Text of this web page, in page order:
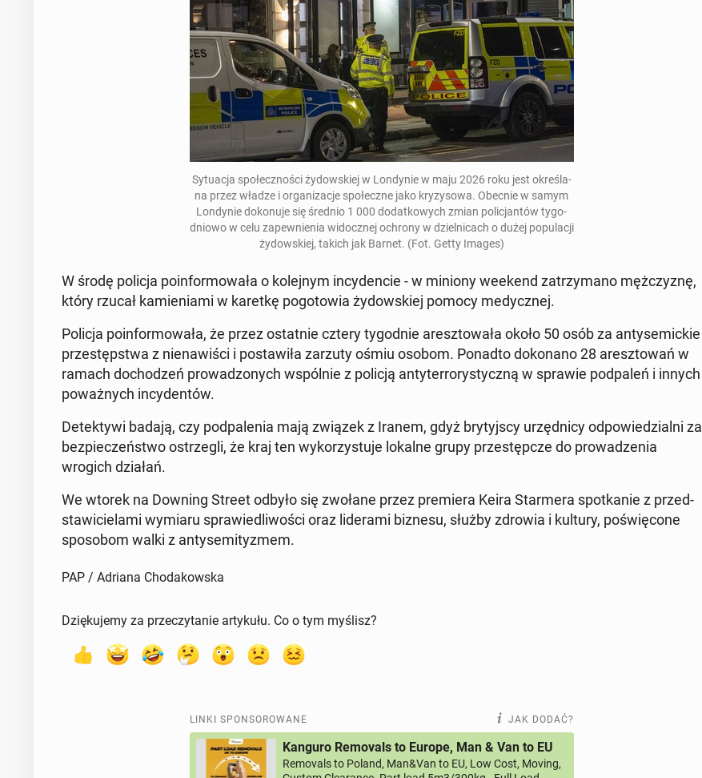
Sy­tu­acja spo­łecz­no­ści ży­dow­skiej w Lon­dy­nie w maju 2026 roku jest okre­śla­
na przez władze i or­ga­ni­za­cje spo­łecz­ne jako kry­zy­so­wa. Obecnie w samym
Lon­dy­nie do­ko­nu­je się średnio 1 000 do­dat­ko­wych zmian po­li­cjan­tów ty­go­
dnio­wow celu za­pew­nie­nia wi­docz­nej ochrony w dziel­ni­cach o dużej po­pu­la­cji
ży­dow­skiej, takich jak Barnet. (Fot. Getty Images)
W środę policja po­in­for­mo­wa­ła o ko­lej­nym in­cy­den­cie - w miniony weekend za­trzy­ma­no męż­czy­znę,
który rzucał ka­mie­nia­mi w karetkę po­go­to­wia ży­dow­skiej pomocy me­dycz­nej.
Policja po­in­for­mo­wa­ła, że przez ostat­nie cztery ty­go­dnie aresz­to­wa­ła około 50 osób za an­ty­se­mic­kie
prze­stęp­stwa z nie­na­wi­ści i po­sta­wi­ła zarzuty ośmiu osobom. Ponadto do­ko­na­no 28 aresz­to­wań w
ramach do­cho­dzeń pro­wa­dzo­nych wspól­nie z policją an­ty­ter­ro­ry­stycz­ną w sprawie pod­pa­leń i innych
po­waż­nych in­cy­den­tów.
De­tek­ty­wi badają, czy pod­pa­le­nia mają związek z Iranem, gdyż bry­tyj­scy urzęd­ni­cy od­po­wie­dzial­ni za
bez­pie­czeń­stwo ostrze­gli, że kraj ten wy­ko­rzy­stu­je lokalne grupy prze­stęp­cze do pro­wa­dze­nia
wrogich działań.
We wtorek na Downing Street odbyło się zwołane przez pre­mie­ra Keira Star­me­ra spo­tka­nie z przed­
sta­wi­cie­la­mi wymiaru spra­wie­dli­wo­ści oraz li­de­ra­mi biznesu, służby zdrowia i kultury, po­świę­co­ne
spo­so­bom walki z an­ty­se­mi­ty­zmem.
PAP / Adriana Chodakowska
Dziękujemy za przeczytanie artykułu. Co o tym myślisz?
LINKI SPONSOROWANE JAK DODAĆ?
Kanguro Removals to Europe, Man & Van to EU
Removals to Poland, Man&Van to EU, Low Cost, Moving,